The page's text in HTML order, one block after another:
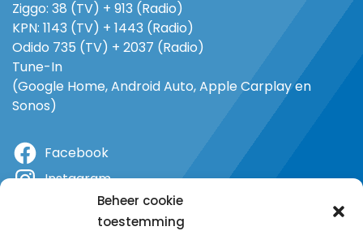
Beheer cookie
toestemming
Ziggo: 38 (TV) + 913 (Radio)
KPN: 1143 (TV) + 1443 (Radio)
Odido 735 (TV) + 2037 (Radio)
Tune-In
(Google Home, Android Auto, Apple Carplay en
Sonos)
Facebook
Instagram
YouTube